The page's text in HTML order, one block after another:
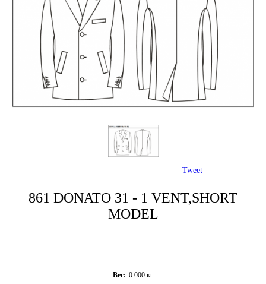
861 DONATO 31 - 1 VENT,SHORT
MODEL
Вес: 0.000 кг
Tweet